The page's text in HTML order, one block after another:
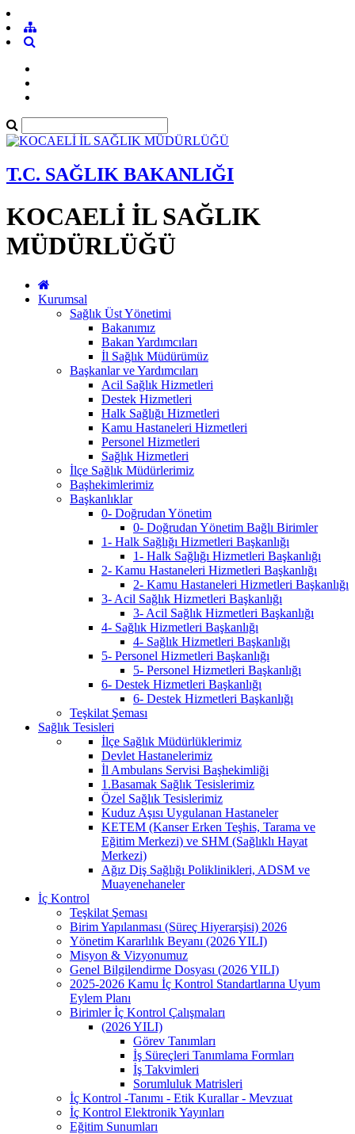
T.C. SAĞLIK BAKANLIĞI
KOCAELİ İL SAĞLIK
MÜDÜRLÜĞÜ
Kurumsal
Sağlık Üst Yönetimi
Bakanımız
Bakan Yardımcıları
İl Sağlık Müdürümüz
Başkanlar ve Yardımcıları
Acil Sağlık Hizmetleri
Destek Hizmetleri
Halk Sağlığı Hizmetleri
Kamu Hastaneleri Hizmetleri
Personel Hizmetleri
Sağlık Hizmetleri
İlçe Sağlık Müdürlerimiz
Başhekimlerimiz
Başkanlıklar
0- Doğrudan Yönetim
0- Doğrudan Yönetim Bağlı Birimler
1- Halk Sağlığı Hizmetleri Başkanlığı
1- Halk Sağlığı Hizmetleri Başkanlığı
2- Kamu Hastaneleri Hizmetleri Başkanlığı
2- Kamu Hastaneleri Hizmetleri Başkanlığı
3- Acil Sağlık Hizmetleri Başkanlığı
3- Acil Sağlık Hizmetleri Başkanlığı
4- Sağlık Hizmetleri Başkanlığı
4- Sağlık Hizmetleri Başkanlığı
5- Personel Hizmetleri Başkanlığı
5- Personel Hizmetleri Başkanlığı
6- Destek Hizmetleri Başkanlığı
6- Destek Hizmetleri Başkanlığı
Teşkilat Şeması
Sağlık Tesisleri
İlçe Sağlık Müdürlüklerimiz
Devlet Hastanelerimiz
İl Ambulans Servisi Başhekimliği
1.Basamak Sağlık Tesislerimiz
Özel Sağlık Tesislerimiz
Kuduz Aşısı Uygulanan Hastaneler
KETEM (Kanser Erken Teşhis, Tarama ve
Eğitim Merkezi) ve SHM (Sağlıklı Hayat
Merkezi)
Ağız Diş Sağlığı Poliklinikleri, ADSM ve
Muayenehaneler
İç Kontrol
Teşkilat Şeması
Birim Yapılanması (Süreç Hiyerarşisi) 2026
Yönetim Kararlılık Beyanı (2026 YILI)
Misyon & Vizyonumuz
Genel Bilgilendirme Dosyası (2026 YILI)
2025-2026 Kamu İç Kontrol Standartlarına Uyum
Eylem Planı
Birimler İç Kontrol Çalışmaları
(2026 YILI)
Görev Tanımları
İş Süreçleri Tanımlama Formları
İş Takvimleri
Sorumluluk Matrisleri
İç Kontrol -Tanımı - Etik Kurallar - Mevzuat
İç Kontrol Elektronik Yayınları
Eğitim Sunumları